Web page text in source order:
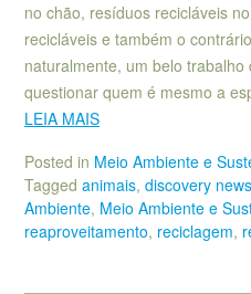
no chão, resíduos recicláveis
recicláveis e também o
naturalmente, um belo trabalho
questionar quem é mesmo a
LEIA MAIS
Posted in Meio Ambiente e
Tagged animais, discovery news
Ambiente, Meio Ambiente e
reaproveitamento, reciclagem,